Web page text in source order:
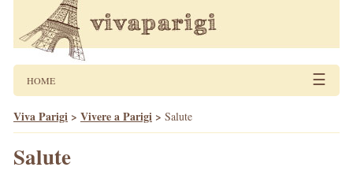
HOME ☰
Viva Parigi > Vivere a Parigi > Salute
Salute